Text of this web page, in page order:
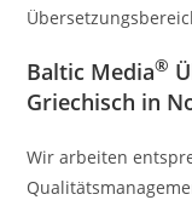
Baltic Media®
Griechisch in
Wir arbeiten